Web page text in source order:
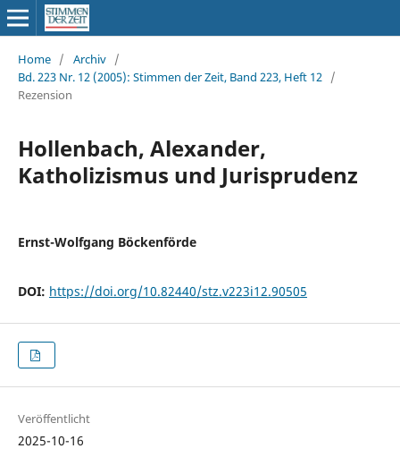
Home / Archiv /
Bd. 223 Nr. 12 (2005): Stimmen der Zeit, Band 223, Heft 12 /
Rezension
Hollenbach, Alexander,
Katholizismus und Jurisprudenz
Ernst-Wolfgang Böckenförde
DOI: https://doi.org/10.82440/stz.v223i12.90505
Veröffentlicht
2025-10-16